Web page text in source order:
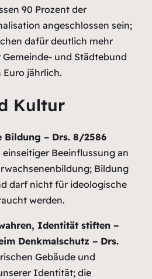
90 Prozent der
angeschlossen sein;
dafür deutlich mehr
Gemeinde- und Städtebund
jährlich.
Kultur
Bildung – Drs. 8/2586
Beeinflussung an
Bildung
darf nicht für ideologische
werden.
Identität stiften –
Denkmalschutz – Drs.
Gebäude und
Identität; die